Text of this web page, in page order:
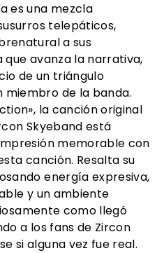
es una mezcla
telepáticos,
a sus
avanza la narrativa,
de un triángulo
miembro de la banda.
la canción original
Skyeband está
memorable con
canción. Resalta su
energía expresiva,
y un ambiente
como llegó
a los fans de Zircon
si alguna vez fue real.